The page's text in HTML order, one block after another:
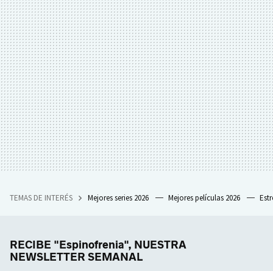
TEMAS DE INTERÉS Mejores series 2026 Mejores películas 2026
RECIBE "Espinofrenia", NUESTRA
NEWSLETTER SEMANAL